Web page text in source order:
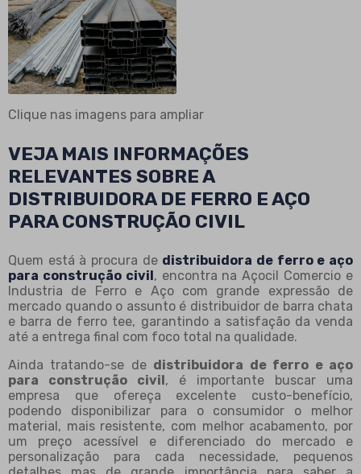
Clique nas imagens para ampliar
VEJA MAIS INFORMAÇÕES
RELEVANTES SOBRE A
DISTRIBUIDORA DE FERRO E AÇO
PARA CONSTRUÇÃO CIVIL
Quem está à procura de distribuidora de ferro e aço
para construção civil, encontra na Açocil Comercio e
Industria de Ferro e Aço com grande expressão de
mercado quando o assunto é distribuidor de barra chata
e barra de ferro tee, garantindo a satisfação da venda
até a entrega final com foco total na qualidade.
Ainda tratando-se de distribuidora de ferro e aço
para construção civil, é importante buscar uma
empresa que ofereça excelente custo-benefício,
podendo disponibilizar para o consumidor o melhor
material, mais resistente, com melhor acabamento, por
um preço acessível e diferenciado do mercado e
personalização para cada necessidade, pequenos